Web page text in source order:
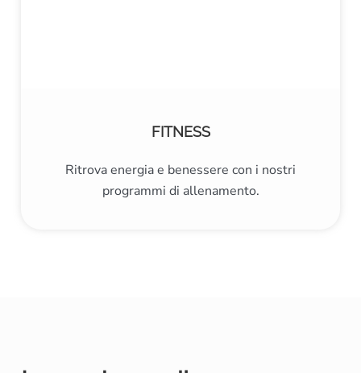
FITNESS
Ritrova energia e benessere con i nostri
programmi di allenamento.